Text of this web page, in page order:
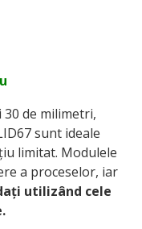
de milimetri,
sunt ideale
limitat. Modulele
a proceselor, iar
utilizând cele